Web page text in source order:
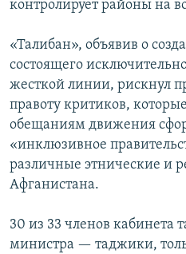
контролирует районы на
«Талибан», объявив о
состоящего
жесткой линии, рискнул
правоту критиков,
обещаниям движения
«инклюзивное
различные этнические и
Афганистана.
30 из 33 членов
министра — таджики,